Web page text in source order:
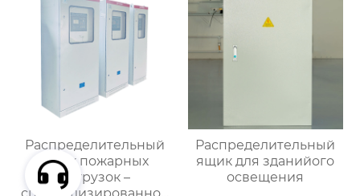
Распределительный
ящик пожарных
нагрузок –
Распределительный
ящик для зданийого
освещения